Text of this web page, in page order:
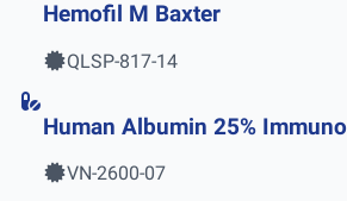
Hemofil M Baxter
QLSP-817-14
Human Albumin 25% Immuno
VN-2600-07